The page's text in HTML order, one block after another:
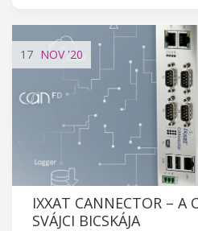
17 NOV'20
IXXAT CANNECTOR – A
SVÁJCI BICSKÁJA